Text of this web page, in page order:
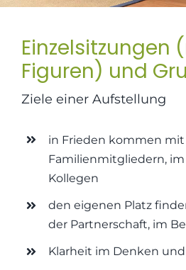
Kontakt
Einzelsitzungen
Figuren) und
Ziele einer Aufstellung
in Frieden kommen mit
Familienmitgliedern,
Kollegen
den eigenen Platz
der Partnerschaft, im
Klarheit im Denken